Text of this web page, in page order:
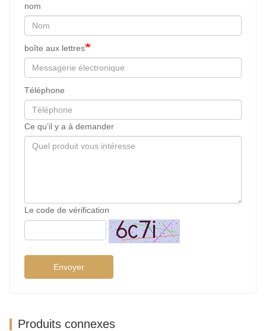
nom
boîte aux lettres
Téléphone
Ce qu’il y a à demander
Le code de vérification
Envoyer
Produits connexes